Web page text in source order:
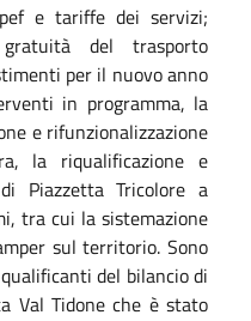
e tariffe dei servizi;
del trasporto
per il nuovo anno
in programma, la
e rifunzionalizzazione
la riqualificazione e
Piazzetta Tricolore a
tra cui la sistemazione
sul territorio. Sono
del bilancio di
Val Tidone che è stato